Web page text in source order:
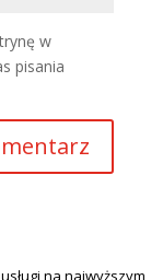
w
pisania
na najwyższym